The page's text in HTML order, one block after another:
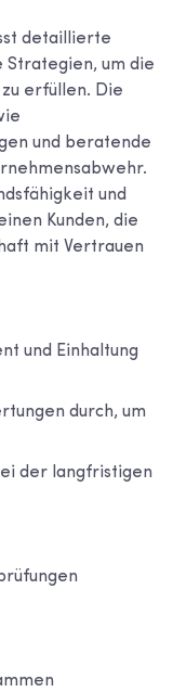
detaillierte
Strategien, um die
erfüllen. Die
und beratende
und
Kunden, die
mit Vertrauen
und Einhaltung
durch, um
der langfristigen